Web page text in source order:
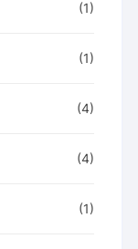
(1)
(1)
(4)
(4)
(1)